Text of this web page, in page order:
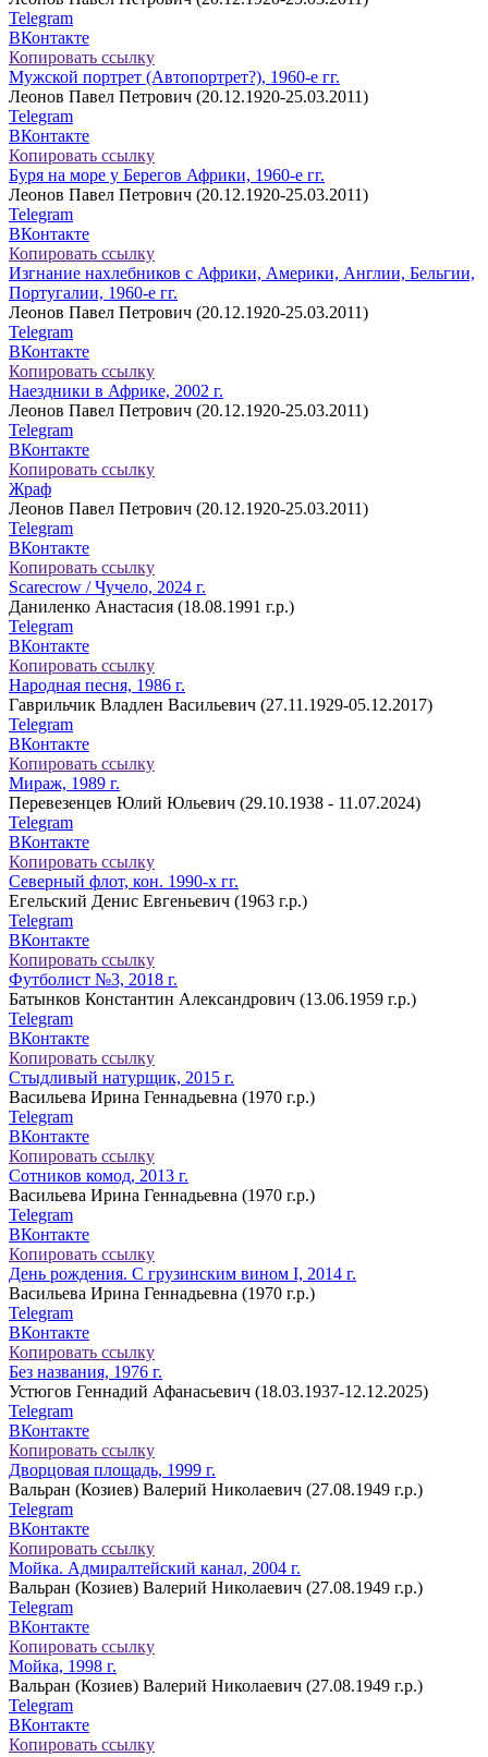
Telegram
ВКонтакте
Копировать ссылку
Мужской портрет (Автопортрет?), 1960-е гг.
Леонов Павел Петрович (20.12.1920-25.03.2011)
Telegram
ВКонтакте
Копировать ссылку
Буря на море у Берегов Африки, 1960-е гг.
Леонов Павел Петрович (20.12.1920-25.03.2011)
Telegram
ВКонтакте
Копировать ссылку
Изгнание нахлебников с Африки, Америки, Англии, Бельгии,
Португалии, 1960-е гг.
Леонов Павел Петрович (20.12.1920-25.03.2011)
Telegram
ВКонтакте
Копировать ссылку
Наездники в Африке, 2002 г.
Леонов Павел Петрович (20.12.1920-25.03.2011)
Telegram
ВКонтакте
Копировать ссылку
Жраф
Леонов Павел Петрович (20.12.1920-25.03.2011)
Telegram
ВКонтакте
Копировать ссылку
Scarecrow / Чучело, 2024 г.
Даниленко Анастасия (18.08.1991 г.р.)
Telegram
ВКонтакте
Копировать ссылку
Народная песня, 1986 г.
Гаврильчик Владлен Васильевич (27.11.1929-05.12.2017)
Telegram
ВКонтакте
Копировать ссылку
Мираж, 1989 г.
Перевезенцев Юлий Юльевич (29.10.1938 - 11.07.2024)
Telegram
ВКонтакте
Копировать ссылку
Северный флот, кон. 1990-х гг.
Егельский Денис Евгеньевич (1963 г.р.)
Telegram
ВКонтакте
Копировать ссылку
Футболист №3, 2018 г.
Батынков Константин Александрович (13.06.1959 г.р.)
Telegram
ВКонтакте
Копировать ссылку
Стыдливый натурщик, 2015 г.
Васильева Ирина Геннадьевна (1970 г.р.)
Telegram
ВКонтакте
Копировать ссылку
Сотников комод, 2013 г.
Васильева Ирина Геннадьевна (1970 г.р.)
Telegram
ВКонтакте
Копировать ссылку
День рождения. С грузинским вином I, 2014 г.
Васильева Ирина Геннадьевна (1970 г.р.)
Telegram
ВКонтакте
Копировать ссылку
Без названия, 1976 г.
Устюгов Геннадий Афанасьевич (18.03.1937-12.12.2025)
Telegram
ВКонтакте
Копировать ссылку
Дворцовая площадь, 1999 г.
Вальран (Козиев) Валерий Николаевич (27.08.1949 г.р.)
Telegram
ВКонтакте
Копировать ссылку
Мойка. Адмиралтейский канал, 2004 г.
Вальран (Козиев) Валерий Николаевич (27.08.1949 г.р.)
Telegram
ВКонтакте
Копировать ссылку
Мойка, 1998 г.
Вальран (Козиев) Валерий Николаевич (27.08.1949 г.р.)
Telegram
ВКонтакте
Копировать ссылку